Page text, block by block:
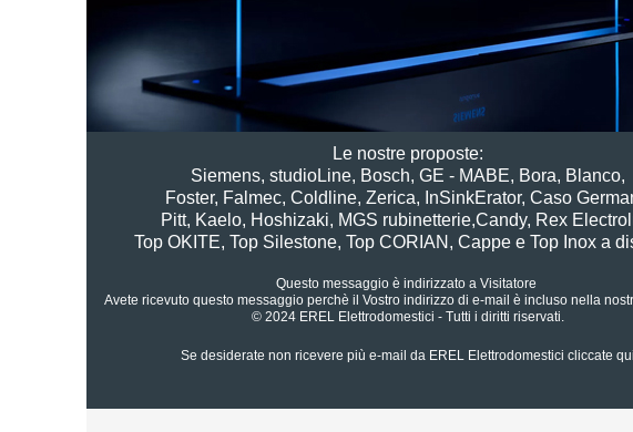
Le nostre proposte:
Siemens, studioLine, Bosch, GE - MABE, Bora, Blanco,
Foster, Falmec, Coldline, Zerica, InSinkErator, Caso
Pitt, Kaelo, Hoshizaki, MGS rubinetterie,Candy, Rex
Top OKITE, Top Silestone, Top CORIAN, Cappe e Top Inox a
Questo messaggio è indirizzato a Visitatore
Avete ricevuto questo messaggio perchè il Vostro indirizzo di e-mail è incluso nella
© 2024 EREL Elettrodomestici - Tutti i diritti riservati.
Se desiderate non ricevere più e-mail da EREL Elettrodomestici cliccate qui